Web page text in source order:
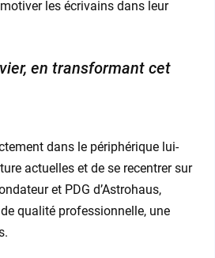
les écrivains dans leur
en transformant cet
dans le périphérique lui-
actuelles et de se recentrer sur
et PDG d’Astrohaus,
qualité professionnelle, une